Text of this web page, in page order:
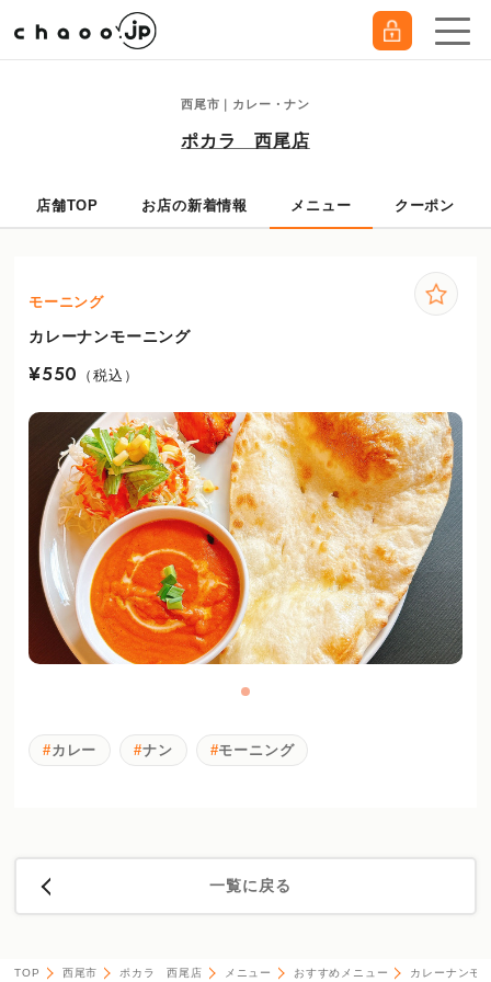
西尾市｜カレー・ナン
ポカラ 西尾店
店舗TOP お店の新着情報 メニュー クーポン
モーニング
カレーナンモーニング
¥550 （税込）
カレー ナン モーニング
一覧に戻る
TOP 西尾市 ポカラ 西尾店 メニュー おすすめメニュー カレーナンモ